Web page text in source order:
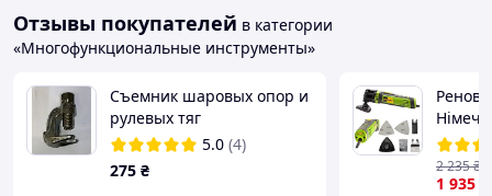
Отзывы покупателей в категории
«Многофункциональные инструменты»
Съемник шаровых опор и
рулевых тяг
универсальный литой
Харьков СРТУЛ УKPAИHA
5.0 (4)
275 ₴
1 935
2 235₴